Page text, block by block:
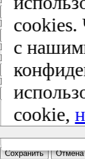
КПП
Пароль
Пароль
Повторите пароль
Сохранить Отмена
cооkies.
с
cookie,